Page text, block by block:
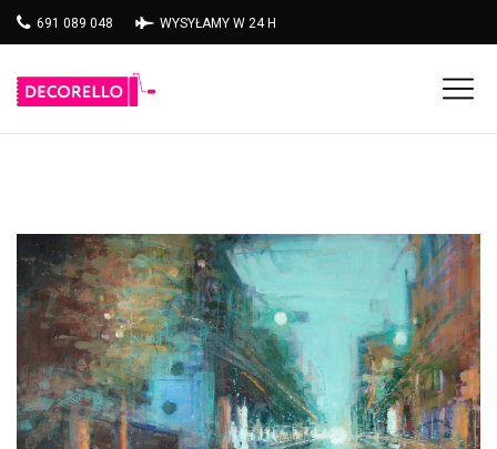
691 089 048 WYSYŁAMY W 24 H